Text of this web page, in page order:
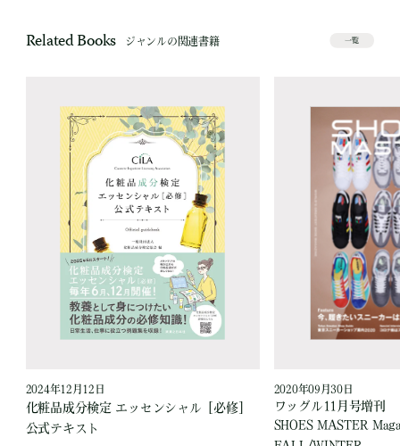
Related Books ジャンルの関連書籍 一覧
2024年12月12日
化粧品成分検定 エッセンシャル［必修］
公式テキスト
2020年09月30日
ワッグル11月号増刊
SHOES MASTER